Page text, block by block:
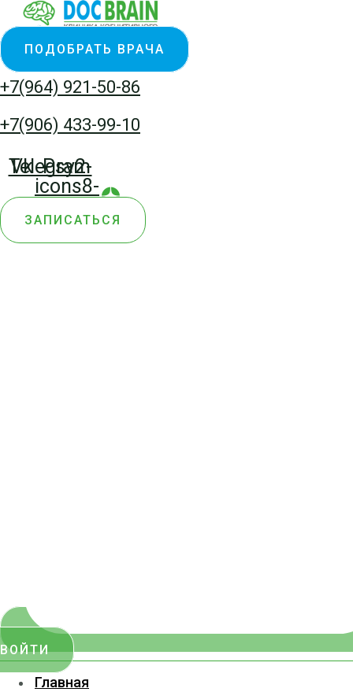
Перейти
к
содержимому
ПОДОБРАТЬ ВРАЧА
+7(964) 921-50-86
+7(906) 433-99-10
Vk
Telegram
Psy2-
icons8-
zen
ЗАПИСАТЬСЯ
ВОЙТИ
Главная